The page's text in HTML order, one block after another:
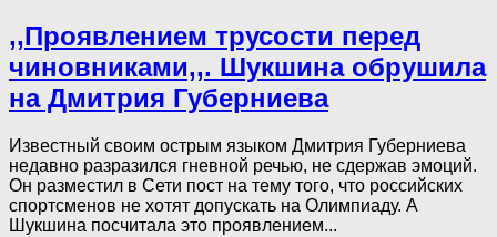
,,Проявлением трусости перед
чиновниками,,. Шукшина обрушила
на Дмитрия Губерниева
Известный своим острым языком Дмитрия Губерниева
недавно разразился гневной речью, не сдержав эмоций.
Он разместил в Сети пост на тему того, что российских
спортсменов не хотят допускать на Олимпиаду. А
Шукшина посчитала это проявлением...